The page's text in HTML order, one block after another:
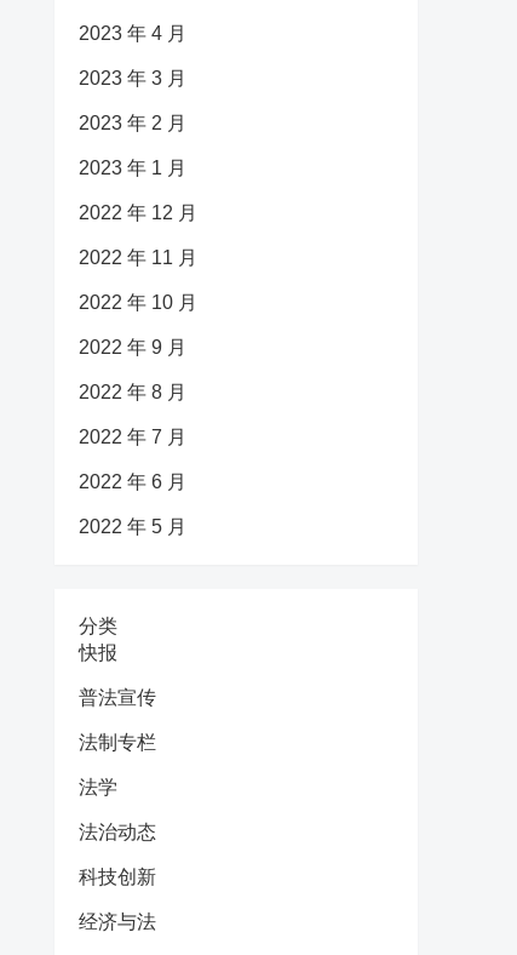
2023 年 4 月
2023 年 3 月
2023 年 2 月
2023 年 1 月
2022 年 12 月
2022 年 11 月
2022 年 10 月
2022 年 9 月
2022 年 8 月
2022 年 7 月
2022 年 6 月
2022 年 5 月
分类
快报
普法宣传
法制专栏
法学
法治动态
科技创新
经济与法